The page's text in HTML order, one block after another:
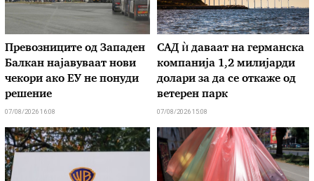
Превозниците од Западен
Балкан најавуваат нови
чекори ако ЕУ не понуди
решение
07/08/2026 16:08
САД ѝ даваат на германска
компанија 1,2 милијарди
долари за да се откаже од
ветерен парк
07/08/2026 15:08